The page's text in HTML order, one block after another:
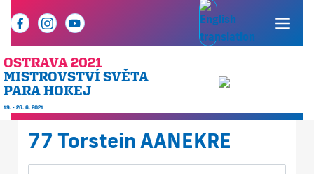
OSTRAVA 2021
MISTROVSTVÍ SVĚTA
PARA HOKEJ
19. - 26. 6. 2021
77 Torstein AANEKRE